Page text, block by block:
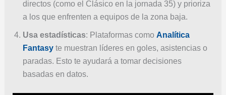
directos (como el Clásico en la jornada 35) y prioriza
a los que enfrenten a equipos de la zona baja.
Usa estadísticas: Plataformas como Analítica
Fantasyte muestran líderes en goles, asistencias o
paradas. Esto te ayudará a tomar decisiones
basadas en datos.